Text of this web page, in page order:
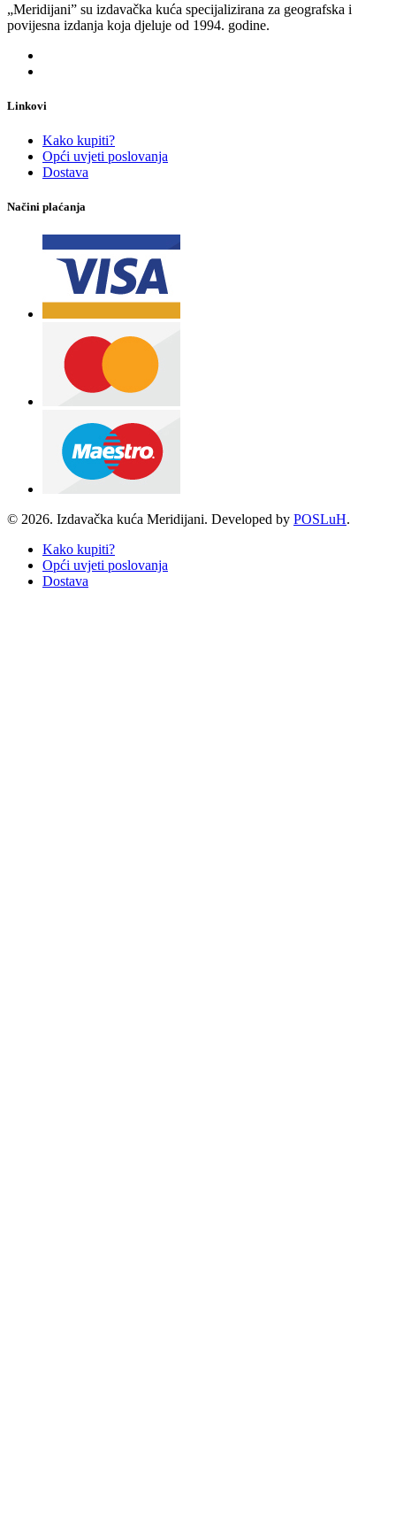
„Meridijani” su izdavačka kuća specijalizirana za geografska i
povijesna izdanja koja djeluje od 1994. godine.
Linkovi
Kako kupiti?
Opći uvjeti poslovanja
Dostava
Načini plaćanja
© 2026. Izdavačka kuća Meridijani. Developed by POSLuH.
Kako kupiti?
Opći uvjeti poslovanja
Dostava